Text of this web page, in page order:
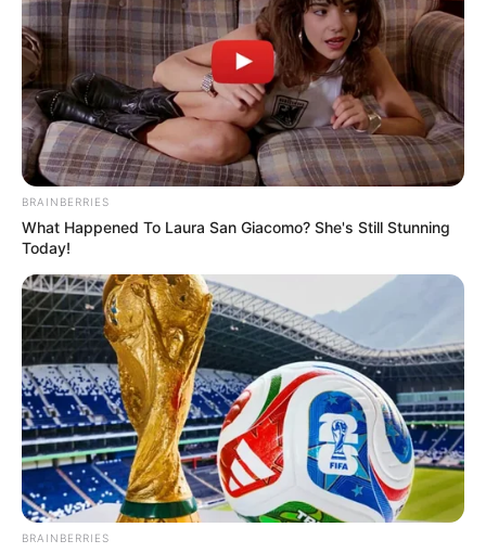
BRAINBERRIES
What Happened To Laura San Giacomo? She's Still Stunning
Today!
BRAINBERRIES